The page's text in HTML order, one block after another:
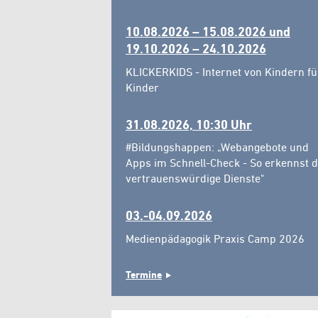
10.08.2026 – 15.08.2026 und
19.10.2026 – 24.10.2026
KLICKERKIDS - Internet von Kindern
Kinder
31.08.2026, 10:30 Uhr
#Bildungshappen: „Webangebote und
Apps im Schnell-Check - So erkennst
vertrauenswürdige Dienste"
03.-04.09.2026
Medienpädagogik Praxis Camp 2026
Termine